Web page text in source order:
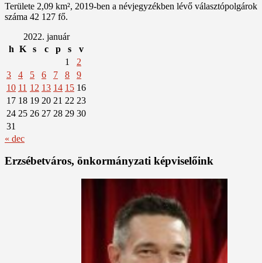
Területe 2,09 km², 2019-ben a névjegyzékben lévő választópolgárok
száma 42 127 fő.
2022. január
h K s c p s
v
1
2
3
4 5 6 7 8
9
10 11 12 13 14 15 16
17 18 19 20 21 22 23
24 25 26 27 28 29 30
31
« dec
Erzsébetváros, önkormányzati képviselőink